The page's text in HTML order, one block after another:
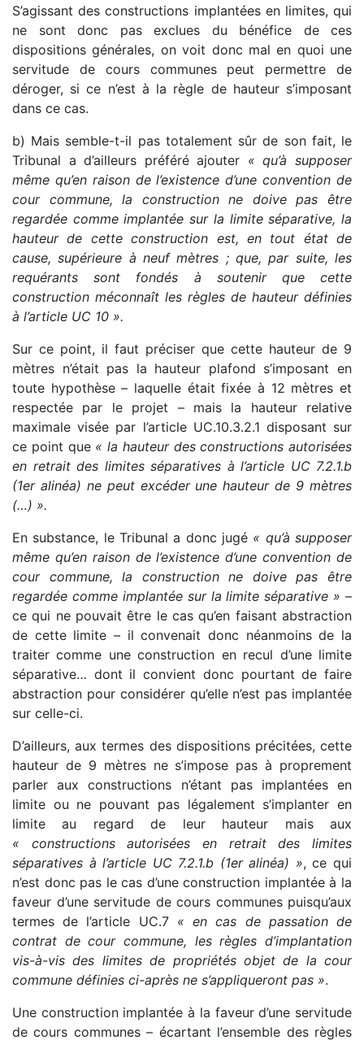
S’agissant des constructions implantées en limites, qui
ne sont donc pas exclues du bénéfice de ces
dispositions générales, on voit donc mal en quoi une
servitude de cours communes peut permettre de
déroger, si ce n’est à la règle de hauteur s’imposant
dans ce cas.
b) Mais semble-t-il pas totalement sûr de son fait, le
Tribunal a d’ailleurs préféré ajouter « qu’à supposer
même qu’en raison de l’existence d’une convention de
cour commune, la construction ne doive pas être
regardée comme implantée sur la limite séparative, la
hauteur de cette construction est, en tout état de
cause, supérieure à neuf mètres ; que, par suite, les
requérants sont fondés à soutenir que cette
construction méconnaît les règles de hauteur définies
à l’article UC 10 ».
Sur ce point, il faut préciser que cette hauteur de 9
mètres n’était pas la hauteur plafond s’imposant en
toute hypothèse – laquelle était fixée à 12 mètres et
respectée par le projet – mais la hauteur relative
maximale visée par l’article UC.10.3.2.1 disposant sur
ce point que « la hauteur des constructions autorisées
en retrait des limites séparatives à l’article UC 7.2.1.b
(1er alinéa) ne peut excéder une hauteur de 9 mètres
(…) ».
En substance, le Tribunal a donc jugé « qu’à supposer
même qu’en raison de l’existence d’une convention de
cour commune, la construction ne doive pas être
regardée comme implantée sur la limite séparative » –
ce qui ne pouvait être le cas qu’en faisant abstraction
de cette limite – il convenait donc néanmoins de la
traiter comme une construction en recul d’une limite
séparative… dont il convient donc pourtant de faire
abstraction pour considérer qu’elle n’est pas implantée
sur celle-ci.
D’ailleurs, aux termes des dispositions précitées, cette
hauteur de 9 mètres ne s’impose pas à proprement
parler aux constructions n’étant pas implantées en
limite ou ne pouvant pas légalement s’implanter en
limite au regard de leur hauteur mais aux
« constructions autorisées en retrait des limites
séparatives à l’article UC 7.2.1.b (1er alinéa) », ce qui
n’est donc pas le cas d’une construction implantée à la
faveur d’une servitude de cours communes puisqu’aux
termes de l’article UC.7 « en cas de passation de
contrat de cour commune, les règles d’implantation
vis-à-vis des limites de propriétés objet de la cour
commune définies ci-après ne s’appliqueront pas ».
Une construction implantée à la faveur d’une servitude
de cours communes – écartant l’ensemble des règles